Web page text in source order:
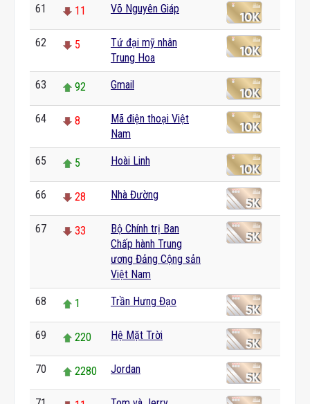
61 11 Võ Nguyên Giáp
62 5
Tứ đại mỹ nhân
Trung Hoa
63 92 Gmail
64 8
Mã điện thoại Việt
Nam
65 5 Hoài Linh
66 28 Nhà Đường
67 33
Bộ Chính trị Ban
Chấp hành Trung
ương Đảng Cộng sản
Việt Nam
68 1 Trần Hưng Đạo
69 220 Hệ Mặt Trời
70 2280 Jordan